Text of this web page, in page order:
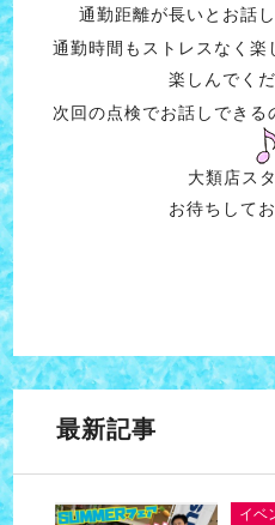
通勤距離が長いとお話
通勤時間もストレスなく楽
楽しんでく
次回の点検でお話しでき
大類店ス
お待ちして
最新記事
イベ